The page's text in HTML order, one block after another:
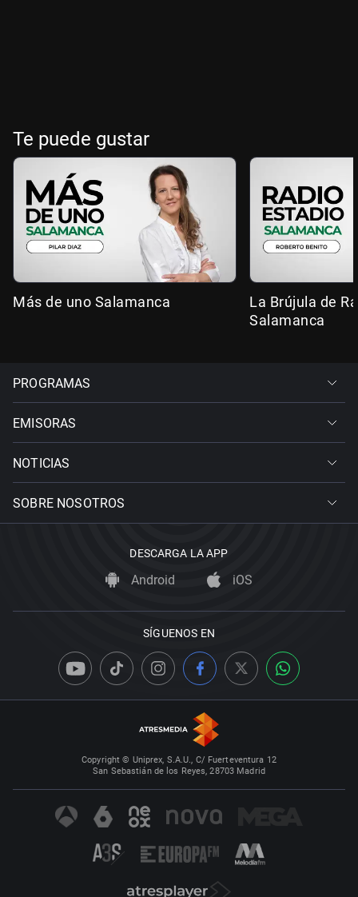
Te puede gustar
Más de uno Salamanca
La Brújula de
Salamanca
PROGRAMAS
EMISORAS
NOTICIAS
SOBRE NOSOTROS
DESCARGA LA APP
Android iOS
SÍGUENOS EN
Copyright © Uniprex, S.A.U., C/ Fuerteventura 12
San Sebastián de los Reyes, 28703 Madrid